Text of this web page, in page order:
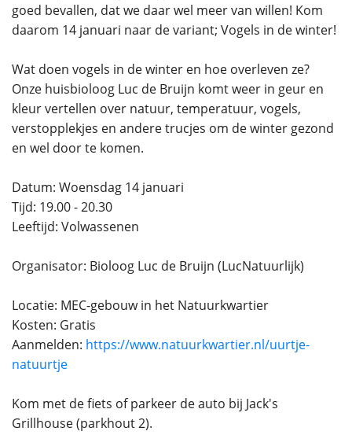
goed bevallen, dat we daar wel meer van willen! Kom
daarom 14 januari naar de variant; Vogels in de winter!
Wat doen vogels in de winter en hoe overleven ze?
Onze huisbioloog Luc de Bruijn komt weer in geur en
kleur vertellen over natuur, temperatuur, vogels,
verstopplekjes en andere trucjes om de winter gezond
en wel door te komen.
Datum: Woensdag 14 januari
Tijd: 19.00 - 20.30
Leeftijd: Volwassenen
Organisator: Bioloog Luc de Bruijn (LucNatuurlijk)
Locatie: MEC-gebouw in het Natuurkwartier
Kosten: Gratis
Aanmelden: https://www.natuurkwartier.nl/uurtje-
natuurtje
Kom met de fiets of parkeer de auto bij Jack's
Grillhouse (parkhout 2).